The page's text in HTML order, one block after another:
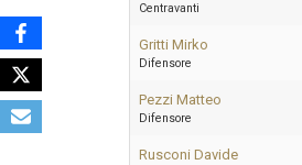
Centravanti
Gritti Mirko
Difensore
Pezzi Matteo
Difensore
Rusconi Davide